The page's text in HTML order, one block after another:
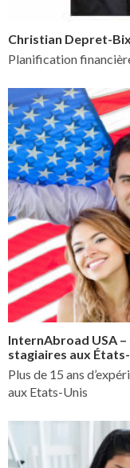
Christian Depret-
Planification
InternAbroad USA
stagiaires aux
Plus de 15 ans
aux Etats-Unis